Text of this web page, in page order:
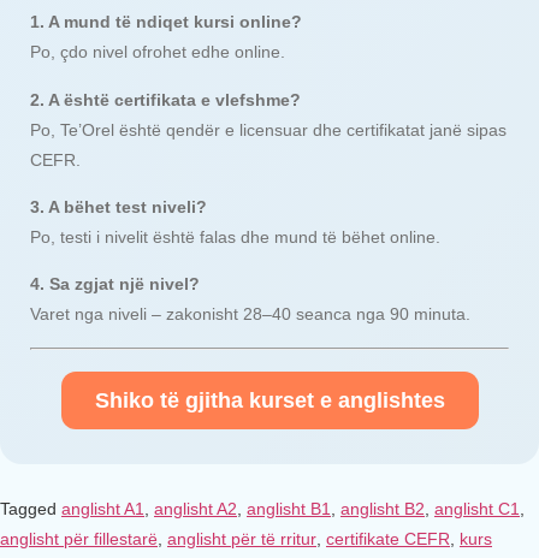
1. A mund të ndiqet kursi online?
Po, çdo nivel ofrohet edhe online.
2. A është certifikata e vlefshme?
Po, Te’Orel është qendër e licensuar dhe certifikatat janë sipas
CEFR.
3. A bëhet test niveli?
Po, testi i nivelit është falas dhe mund të bëhet online.
4. Sa zgjat një nivel?
Varet nga niveli – zakonisht 28–40 seanca nga 90 minuta.
Shiko të gjitha kurset e anglishtes
Tagged anglisht A1, anglisht A2, anglisht B1, anglisht B2, anglisht C1,
anglisht për fillestarë, anglisht për të rritur, certifikate CEFR, kurs